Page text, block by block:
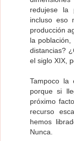
redujese la
incluso eso
producción
la
distancias?
el siglo XIX,
Tampoco la
porque si
próximo
recurso
hemos
Nunca.